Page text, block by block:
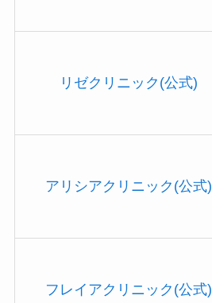
リゼクリニック(公式)
アリシアクリニック(公式)
フレイアクリニック(公式)